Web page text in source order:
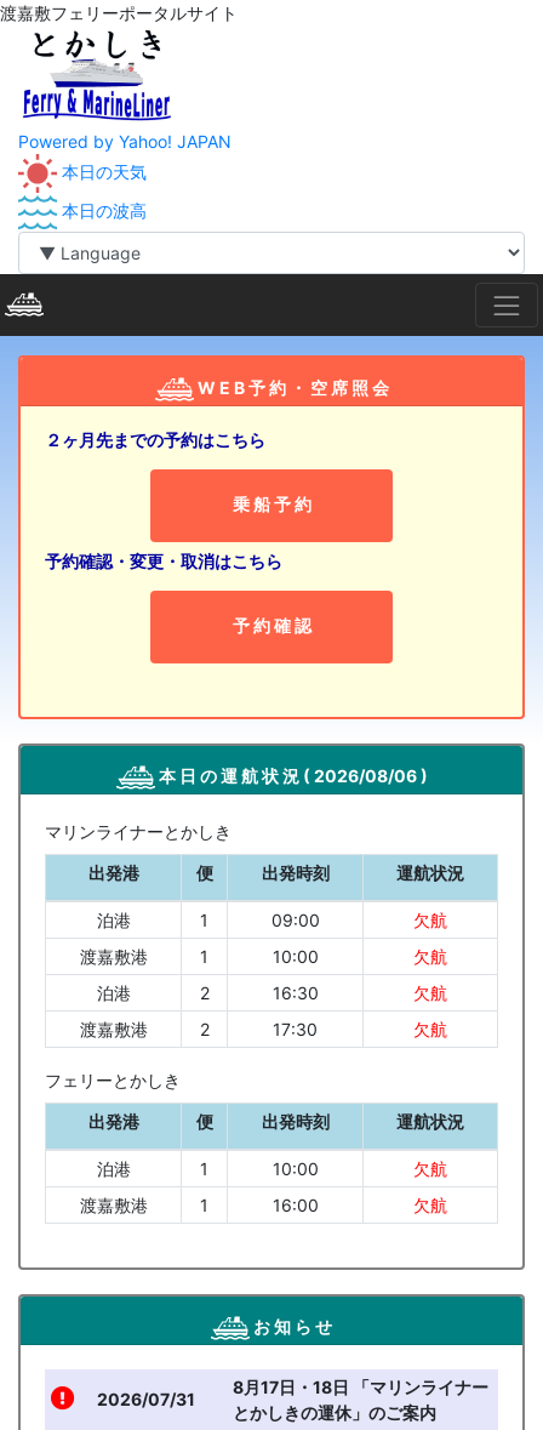
渡嘉敷フェリーポータルサイト
Powered by Yahoo! JAPAN
本日の天気
本日の波高
W E B 予 約 ・ 空 席 照 会
２ヶ月先までの予約はこちら
乗 船 予 約
予約確認・変更・取消はこちら
予 約 確 認
本 日 の 運 航 状 況 ( 2026/08/06 )
マリンライナーとかしき
出発港
便 出発時刻 運航状況
泊港 1 09:00
欠航
渡嘉敷港
1 10:00
欠航
泊港
2 16:30
欠航
渡嘉敷港
2 17:30 欠航
フェリーとかしき
出発港
便 出発時刻 運航状況
泊港 1 10:00
欠航
渡嘉敷港
1 16:00 欠航
お 知 ら せ
2026/07/31
8月17日・18日 「マリンライナー
とかしきの運休」のご案内